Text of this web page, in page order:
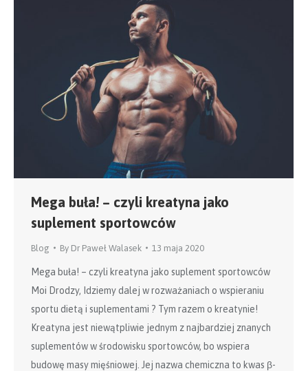
Mega buła! – czyli kreatyna jako
suplement sportowców
Blog By Dr Paweł Walasek 13 maja 2020
Mega buła! – czyli kreatyna jako suplement sportowców
Moi Drodzy, Idziemy dalej w rozważaniach o wspieraniu
sportu dietą i suplementami ? Tym razem o kreatynie!
Kreatyna jest niewątpliwie jednym z najbardziej znanych
suplementów w środowisku sportowców, bo wspiera
budowę masy mięśniowej. Jej nazwa chemiczna to kwas β-